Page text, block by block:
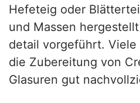
Hefeteig oder
und Massen
detail vorgeführt.
die Zubereitung von
Glasuren gut